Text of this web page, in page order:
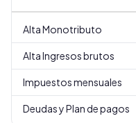
Alta Monotributo
Alta Ingresos brutos
Impuestos mensuales
Deudas y Plan de pagos